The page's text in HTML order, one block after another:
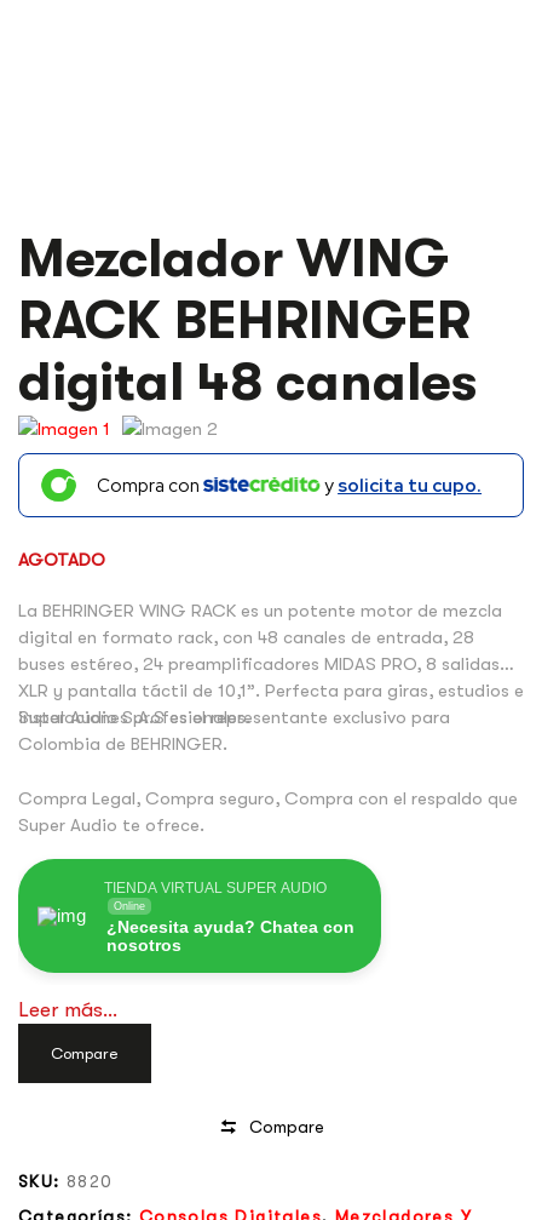
Mezclador WING
RACK BEHRINGER
digital 48 canales
Compra con y solicita tu cupo.
AGOTADO
La BEHRINGER WING RACK es un potente motor de mezcla
digital en formato rack, con 48 canales de entrada, 28
buses estéreo, 24 preamplificadores MIDAS PRO, 8 salidas
XLR y pantalla táctil de 10,1”. Perfecta para giras, estudios e
instalaciones profesionales.
Super Audio S.A.S es el representante exclusivo para
Colombia de BEHRINGER.
Compra Legal, Compra seguro, Compra con el respaldo que
Super Audio te ofrece.
TIENDA VIRTUAL SUPER AUDIO
Online
¿Necesita ayuda? Chatea con
nosotros
Leer más...
Compare
Compare
SKU: 8820